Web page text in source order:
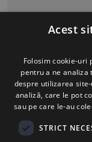
Acest
Folosim cookie-uri
pentru a ne
despre utilizarea
analiză, care le pot
sau pe care le-au
STRICT